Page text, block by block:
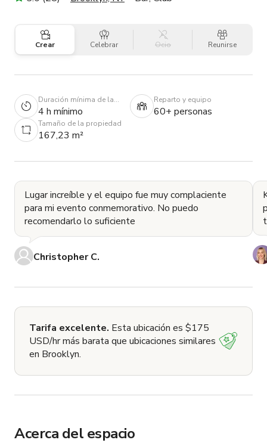
Crear Celebrar Ocio Reunirse
Duración mínima de la
reserva
4 h mínimo
Reparto y equipo
60+ personas
Tamaño de la propiedad
167,23 m²
Lugar increíble y el equipo fue muy complaciente
para mi evento conmemorativo. No puedo
recomendarlo lo suficiente
Christopher C.
Tarifa excelente. Esta ubicación es $175
USD/hr más barata que ubicaciones similares
en Brooklyn.
Acerca del espacio